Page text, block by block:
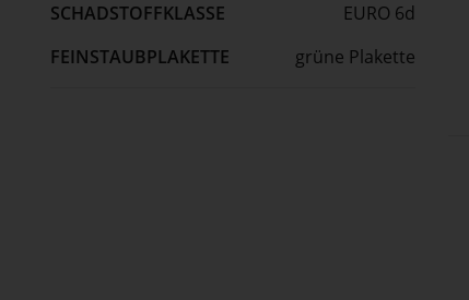
SCHADSTOFFKLASSE
EURO 6d
FEINSTAUBPLAKETTE
grüne Plakette